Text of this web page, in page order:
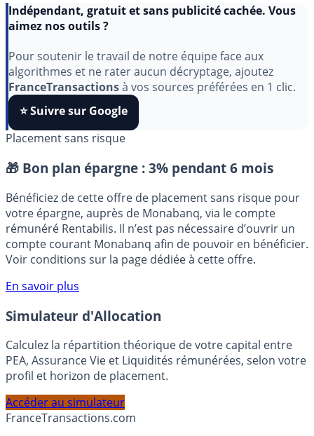
Indépendant, gratuit et sans publicité cachée. Vous
aimez nos outils ?
Pour soutenir le travail de notre équipe face aux
algorithmes et ne rater aucun décryptage, ajoutez
FranceTransactionsà vos sources préférées en 1 clic.
⭐️ Suivre sur Google
Placement sans risque
🎁 Bon plan épargne : 3% pendant 6 mois
Bénéficiez de cette offre de placement sans risque pour
votre épargne, auprès de Monabanq, via le compte
rémunéré Rentabilis. Il n’est pas nécessaire d’ouvrir un
compte courant Monabanq afin de pouvoir en bénéficier.
Voir conditions sur la page dédiée à cette offre.
En savoir plus
Simulateur d'Allocation
Calculez la répartition théorique de votre capital entre
PEA, Assurance Vie et Liquidités rémunérées, selon votre
profil et horizon de placement.
Accéder au simulateur
FranceTransactions.com